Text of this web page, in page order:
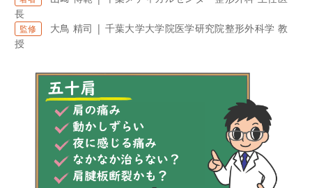
長
監修
大鳥 精司 | 千葉大学大学院医学研究院整形外科学 教
授